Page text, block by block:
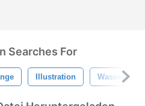
Searches For
Illustration Wasserstoff